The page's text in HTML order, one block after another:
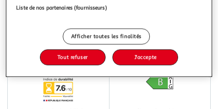
dont 15,42€ d'éco-part.
Ajouter au panier
Ajouter à une liste
Liste de nos partenaires (fournisseurs)
Afficher toutes les finalités
Tout refuser J'accepte